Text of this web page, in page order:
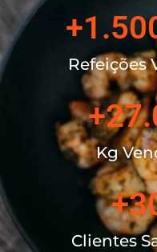
Refeições
+
Kg
+
Clientes
+